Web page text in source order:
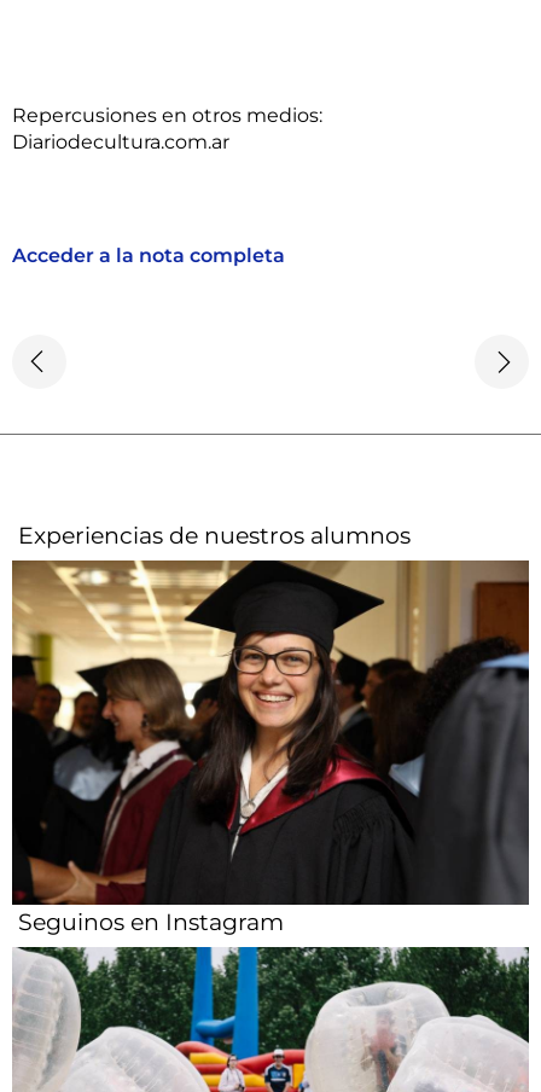
Repercusiones en otros medios:
Diariodecultura.com.ar
Acceder a la nota completa
Experiencias de nuestros alumnos​
Seguinos en Instagram